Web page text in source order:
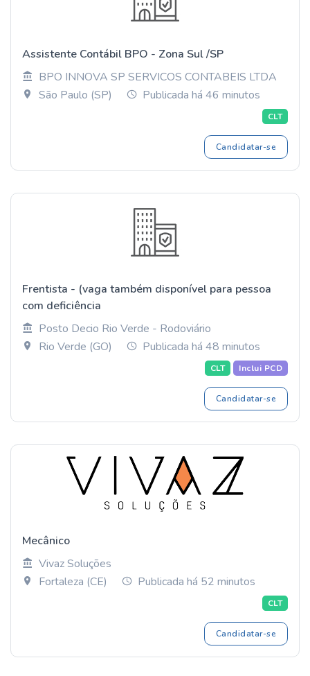
Assistente Contábil BPO - Zona Sul /SP
BPO INNOVA SP SERVICOS CONTABEIS LTDA
São Paulo (SP)
Publicada há 46 minutos
CLT
Candidatar-se
Frentista - (vaga também disponível para pessoa
com deficiência
Posto Decio Rio Verde - Rodoviário
Rio Verde (GO)
Publicada há 48 minutos
CLT Inclui PCD
Candidatar-se
Mecânico
Vivaz Soluções
Fortaleza (CE)
Publicada há 52 minutos
CLT
Candidatar-se